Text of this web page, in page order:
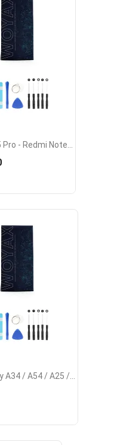
- Redmi Note...
A34 / A54 / A25 /...